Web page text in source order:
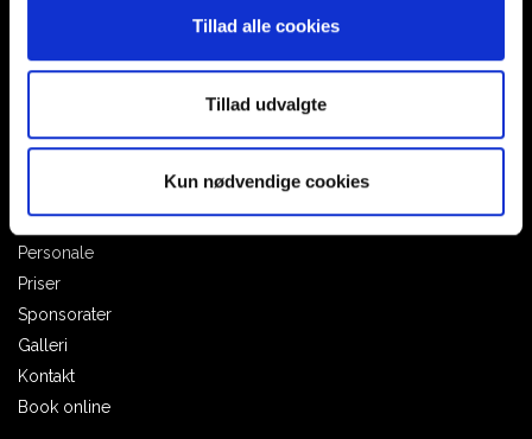
Tillad alle cookies
Tillad udvalgte
Kun nødvendige cookies
aohair.svendborg@gmail.com
MENU
Intercoiffure
Personale
Priser
Sponsorater
Galleri
Kontakt
Book online